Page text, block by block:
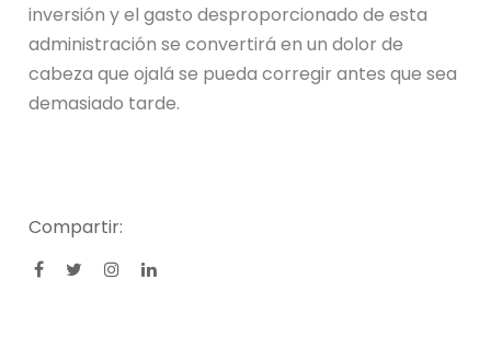
inversión y el gasto desproporcionado de esta
administración se convertirá en un dolor de
cabeza que ojalá se pueda corregir antes que sea
demasiado tarde.
Compartir: